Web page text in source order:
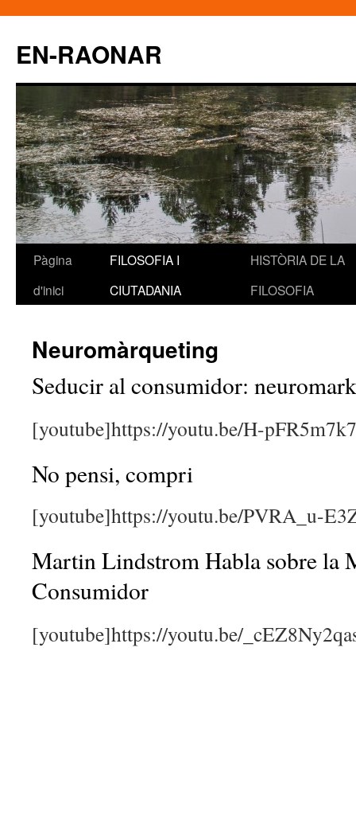
EN-RAONAR
Vés
Pàgina
d'inici
FILOSOFIA I
CIUTADANIA
HISTÒRIA DE LA
FILOSOFIA
Neuromàrqueting
Seducir al consumidor:
[youtube]https://youtu.be/H-
No pensi, compri
[youtube]https://youtu.be/PVRA_u-
Martin Lindstrom Habla sobre la
Consumidor
[youtube]https://youtu.be/